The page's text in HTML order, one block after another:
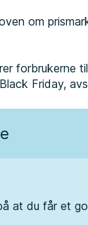
om
forbrukerne
Friday,
at du får et